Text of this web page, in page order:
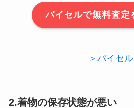
バイセルで無料査定
＞バイセ
2.着物の保存状態が悪い